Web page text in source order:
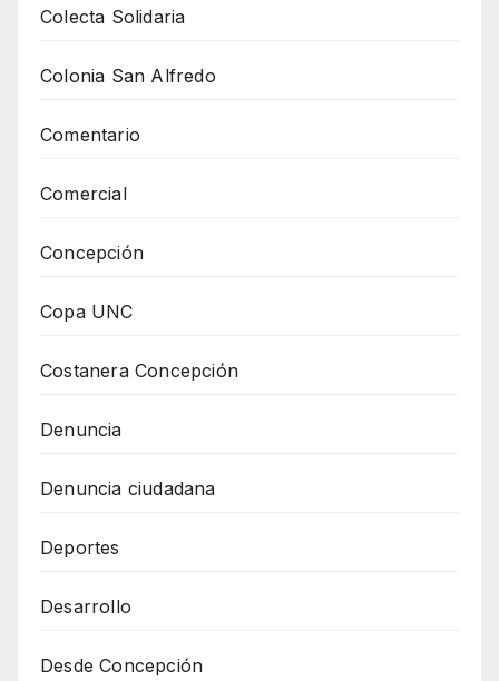
Colecta Solidaria
Colonia San Alfredo
Comentario
Comercial
Concepción
Copa UNC
Costanera Concepción
Denuncia
Denuncia ciudadana
Deportes
Desarrollo
Desde Concepción